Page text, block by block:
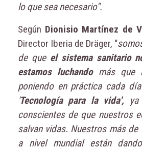
lo que sea necesario".
Según Dionisio Martínez de
Director Iberia de Dräger, “
de que el sistema sanitario
estamos luchando más que
poniendo en práctica cada
Tecnología para la vida',
conscientes de que nuestros
salvan vidas. Nuestros más de
a nivel mundial están